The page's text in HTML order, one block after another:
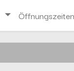
Öffnungszeiten